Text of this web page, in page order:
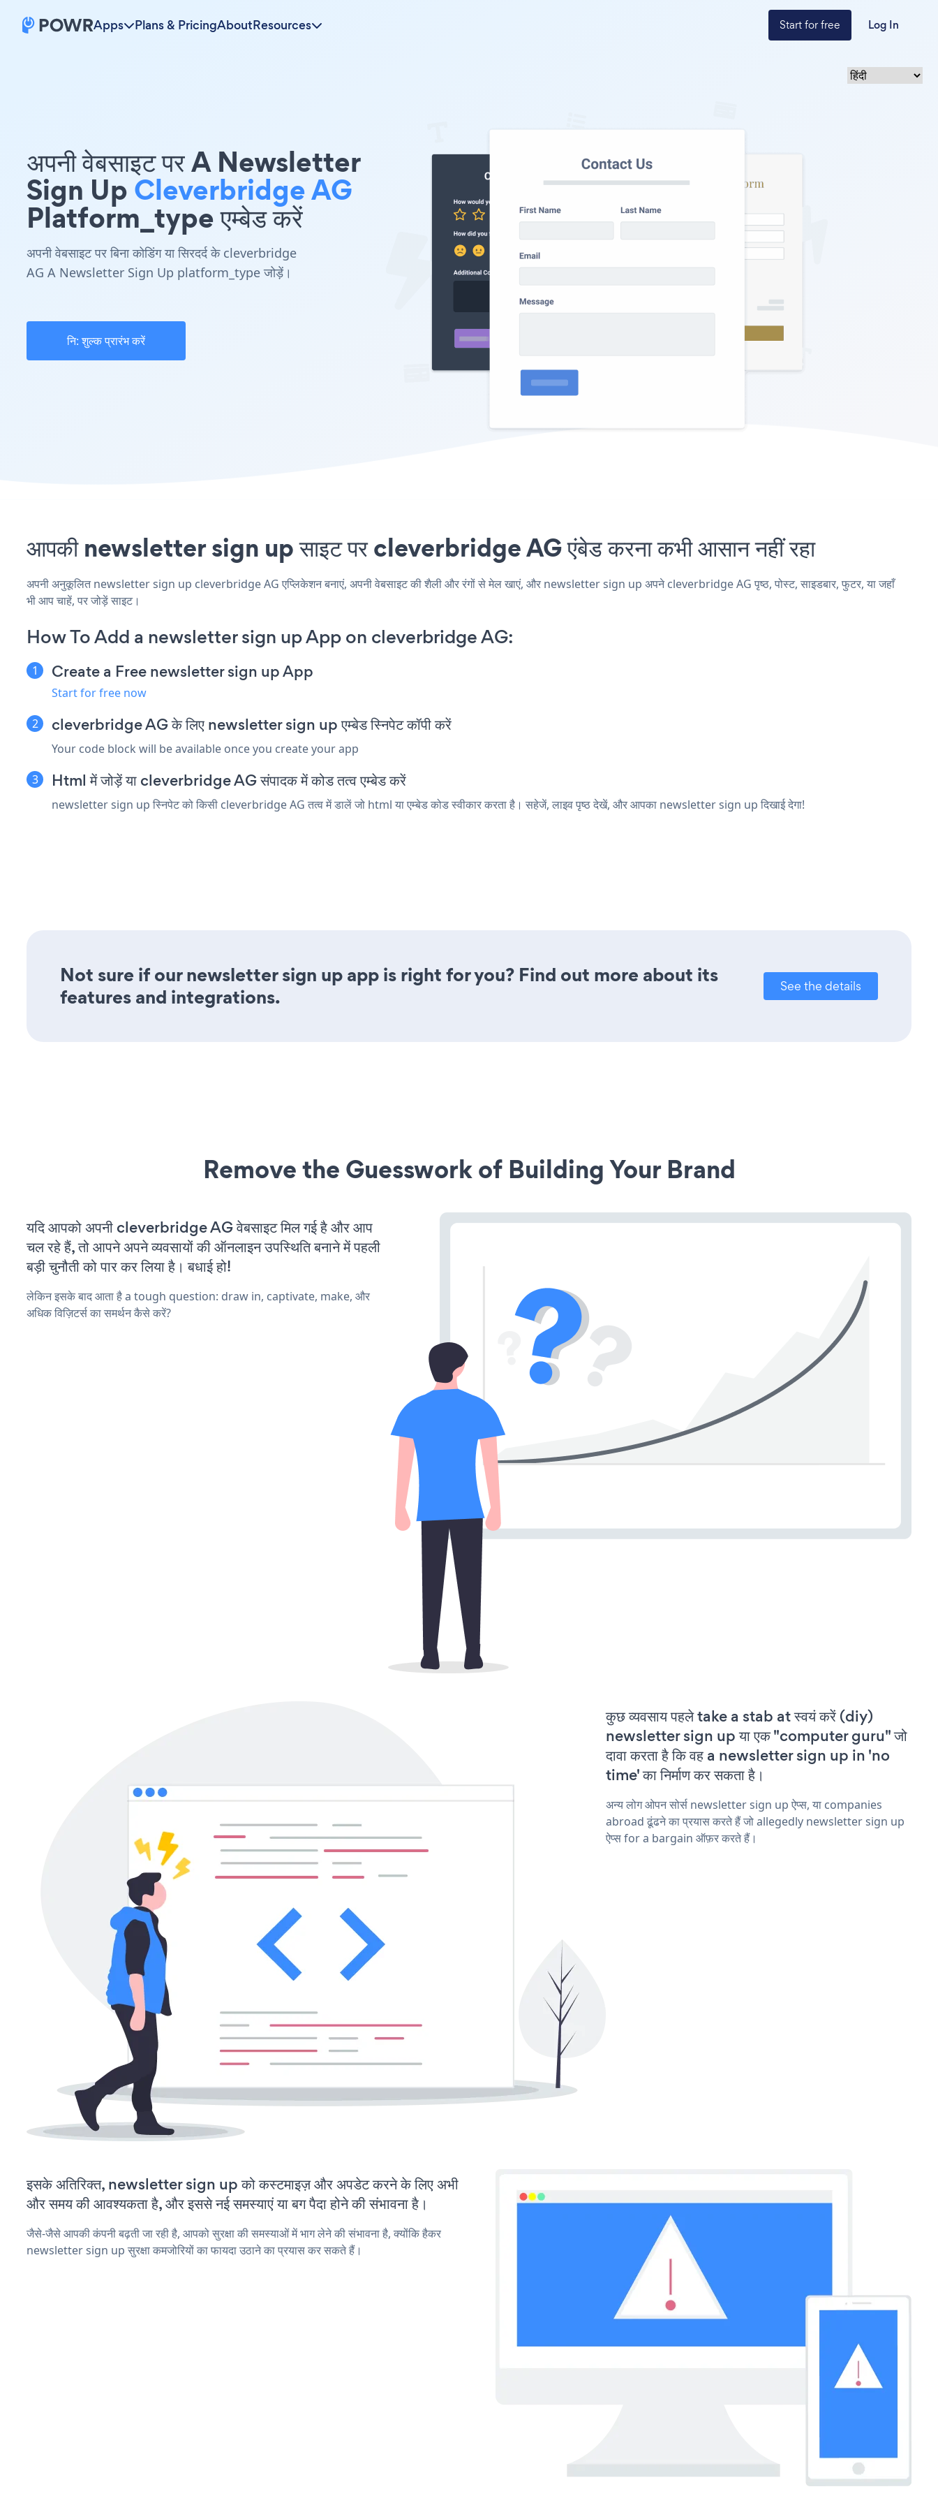
Apps Plans & PricingAboutResources Start for free Log In
अपनी वेबसाइट पर A Newsletter
Sign UpCleverbridge AG
Platform_type एम्बेड करें
अपनी वेबसाइट पर बिना कोडिंग या सिरदर्द के cleverbridge
AG A Newsletter Sign Up platform_type जोड़ें।
नि: शुल्क प्रारंभ करें
आपकी newsletter sign up साइट पर cleverbridge AG एंबेड करना कभी आसान नहीं रहा
अपनी अनुकूलित newsletter sign up cleverbridge AG एप्लिकेशन बनाएं, अपनी वेबसाइट की शैली और रंगों से मेल खाएं, और newsletter sign up अपने cleverbridge AG पृष्ठ, पोस्ट, साइडबार, फुटर, या जहाँ
भी आप चाहें, पर जोड़ें साइट।
How To Add a newsletter sign up App on cleverbridge AG:
Create a Free newsletter sign up App
Start for free now
cleverbridge AG के लिए newsletter sign up एम्बेड स्निपेट कॉपी करें
Your code block will be available once you create your app
Html में जोड़ें या cleverbridge AG संपादक में कोड तत्व एम्बेड करें
newsletter sign up स्निपेट को किसी cleverbridge AG तत्व में डालें जो html या एम्बेड कोड स्वीकार करता है। सहेजें, लाइव पृष्ठ देखें, और आपका newsletter sign up दिखाई देगा!
Not sure if our newsletter sign up app is right for you? Find out more about its
features and integrations.
See the details
Remove the Guesswork of Building Your Brand
यदि आपको अपनी cleverbridge AG वेबसाइट मिल गई है और आप
चल रहे हैं, तो आपने अपने व्यवसायों की ऑनलाइन उपस्थिति बनाने में पहली
बड़ी चुनौती को पार कर लिया है। बधाई हो!
लेकिन इसके बाद आता है a tough question: draw in, captivate, make, और
अधिक विज़िटर्स का समर्थन कैसे करें?
कुछ व्यवसाय पहले take a stab at स्वयं करें (diy)
newsletter sign up या एक "computer guru" जो
दावा करता है कि वह a newsletter sign up in 'no
time' का निर्माण कर सकता है।
अन्य लोग ओपन सोर्स newsletter sign up ऐप्स, या companies
abroad ढूंढने का प्रयास करते हैं जो allegedly newsletter sign up
ऐप्स for a bargain ऑफ़र करते हैं।
इसके अतिरिक्त, newsletter sign up को कस्टमाइज़ और अपडेट करने के लिए अभी
और समय की आवश्यकता है, और इससे नई समस्याएं या बग पैदा होने की संभावना है।
जैसे-जैसे आपकी कंपनी बढ़ती जा रही है, आपको सुरक्षा की समस्याओं में भाग लेने की संभावना है, क्योंकि हैकर
newsletter sign up सुरक्षा कमजोरियों का फायदा उठाने का प्रयास कर सकते हैं।